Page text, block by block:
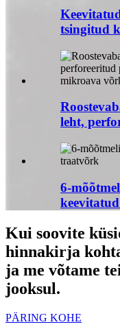
tsingitud
leht,
6-
Kui soovite
hinnakirja
ja me võtame
jooksul.
PÄRING KOHE